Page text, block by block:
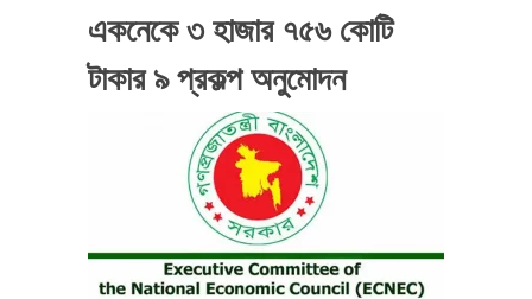
একনেকে ৩ হাজার ৭৫৬ কোটি
টাকার ৯ প্রকল্প অনুমোদন